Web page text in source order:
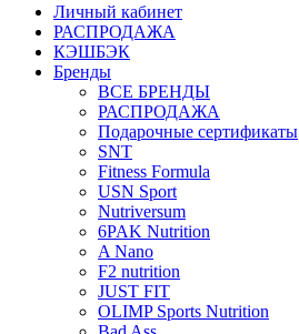
Личный кабинет
РАСПРОДАЖА
КЭШБЭК
Бренды
ВСЕ БРЕНДЫ
РАСПРОДАЖА
Подарочные сертификаты
SNT
Fitness Formula
USN Sport
Nutriversum
6PAK Nutrition
A Nano
F2 nutrition
JUST FIT
OLIMP Sports Nutrition